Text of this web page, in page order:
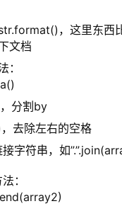
，这里东西
文档
：
分割by
去除左右的空格
字符串，如
：